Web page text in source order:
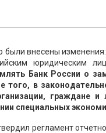
были внесены
юридическим
Банк России о
того, в
граждане
специальных
регламент